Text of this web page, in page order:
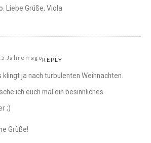
Liebe Grüße, Viola
Jahren agoREPLY
klingt ja nach turbulenten Weihnachten.
ich euch mal ein besinnliches
;)
Grüße!